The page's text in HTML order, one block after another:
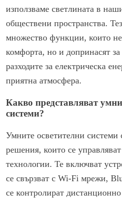
използваме светлината в
обществени пространства.
множество функции, които
комфортa, но и допринасят
разходите за електрическа
приятна атмосфера.
Какво представляват
системи?
Умните осветителни системи
решения, които се
технологии. Те включват
се свързват с Wi-Fi мрежи,
се контролират